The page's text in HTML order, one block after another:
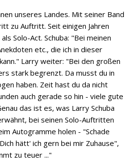
unseres Landes. Mit seiner Band
zu Auftritt. Seit einigen Jahren
Solo-Act. Schuba: "Bei meinen
etc., die ich in dieser
Larry weiter: "Bei den großen
stark begrenzt. Da musst du in
haben. Zeit hast du da nicht
auch gerade so hin - viele gute
das ist es, was Larry Schuba
bei seinen Solo-Auftritten
Autogramme holen - "Schade
hätt' ich gern bei mir Zuhause",
zu teuer ..."